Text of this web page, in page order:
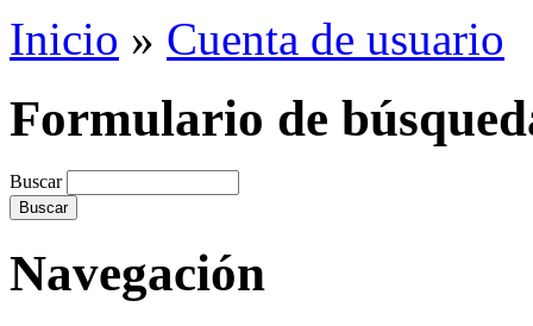
Inicio » Cuenta de usuario
Formulario de
Buscar
Navegación